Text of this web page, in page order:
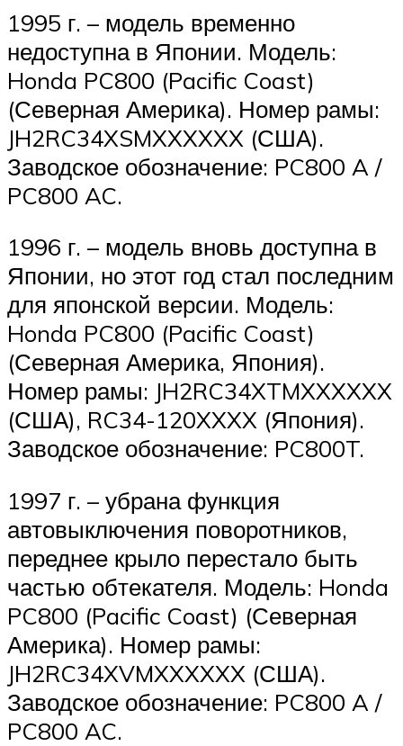
1995 г. – модель временно
недоступна в Японии. Модель:
Honda PC800 (Pacific Coast)
(Северная Америка). Номер рамы:
JH2RC34XSMXXXXXX (США).
Заводское обозначение: PC800 A /
PC800 AC.
1996 г. – модель вновь доступна в
Японии, но этот год стал последним
для японской версии. Модель:
Honda PC800 (Pacific Coast)
(Северная Америка, Япония).
Номер рамы: JH2RC34XTMXXXXXX
(США), RC34-120XXXX (Япония).
Заводское обозначение: PC800T.
1997 г. – убрана функция
автовыключения поворотников,
переднее крыло перестало быть
частью обтекателя. Модель: Honda
PC800 (Pacific Coast) (Северная
Америка). Номер рамы:
JH2RC34XVMXXXXXX (США).
Заводское обозначение: PC800 A /
PC800 AC.